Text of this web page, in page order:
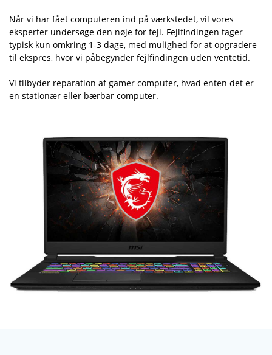
Når vi har fået computeren ind på værkstedet, vil vores
eksperter undersøge den nøje for fejl. Fejlfindingen tager
typisk kun omkring 1-3 dage, med mulighed for at opgradere
til ekspres, hvor vi påbegynder fejlfindingen uden ventetid.
Vi tilbyder reparation af gamer computer, hvad enten det er
en stationær eller bærbar computer.